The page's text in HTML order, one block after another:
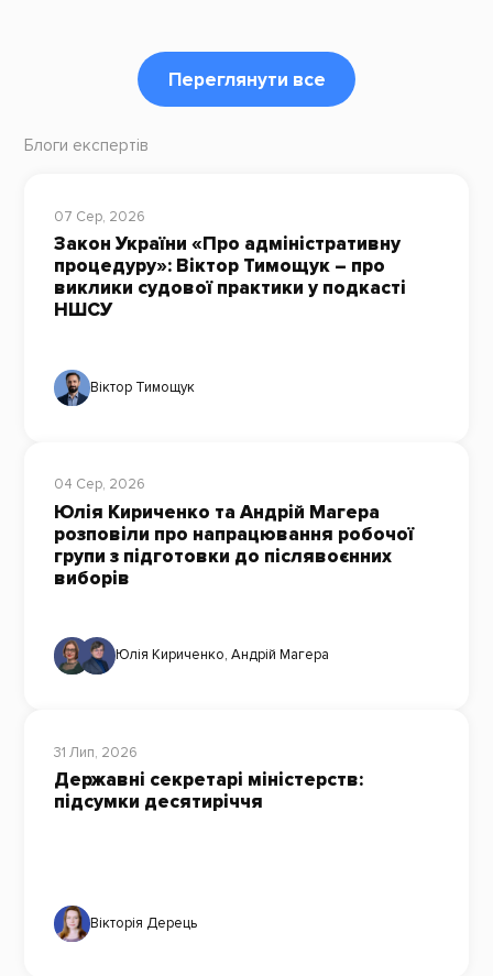
Переглянути все
Блоги експертів
07 Сер, 2026
Закон України «Про адміністративну
процедуру»: Віктор Тимощук – про
виклики судової практики у подкасті
НШСУ
Віктор Тимощук
04 Сер, 2026
Юлія Кириченко та Андрій Магера
розповіли про напрацювання робочої
групи з підготовки до післявоєнних
виборів
Юлія Кириченко, Андрій Магера
31 Лип, 2026
Державні секретарі міністерств:
підсумки десятиріччя
Вікторія Дерець